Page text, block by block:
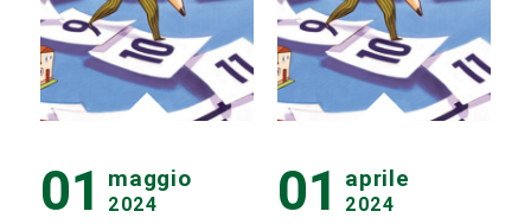
01 maggio
2024 01 aprile
2024